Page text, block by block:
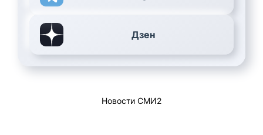
Дзен
Новости СМИ2